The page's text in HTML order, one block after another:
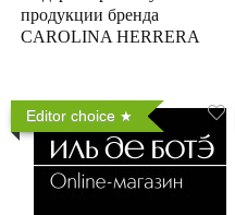
продукции бренда
CAROLINA HERRERA
Editor choice